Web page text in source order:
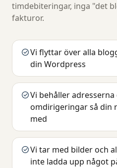
timdebiteringar, inga "det
fakturor.
Vi flyttar över alla
din Wordpress
Vi behåller
omdirigeringar så din
med
Vi tar med bilder och
inte ladda upp något